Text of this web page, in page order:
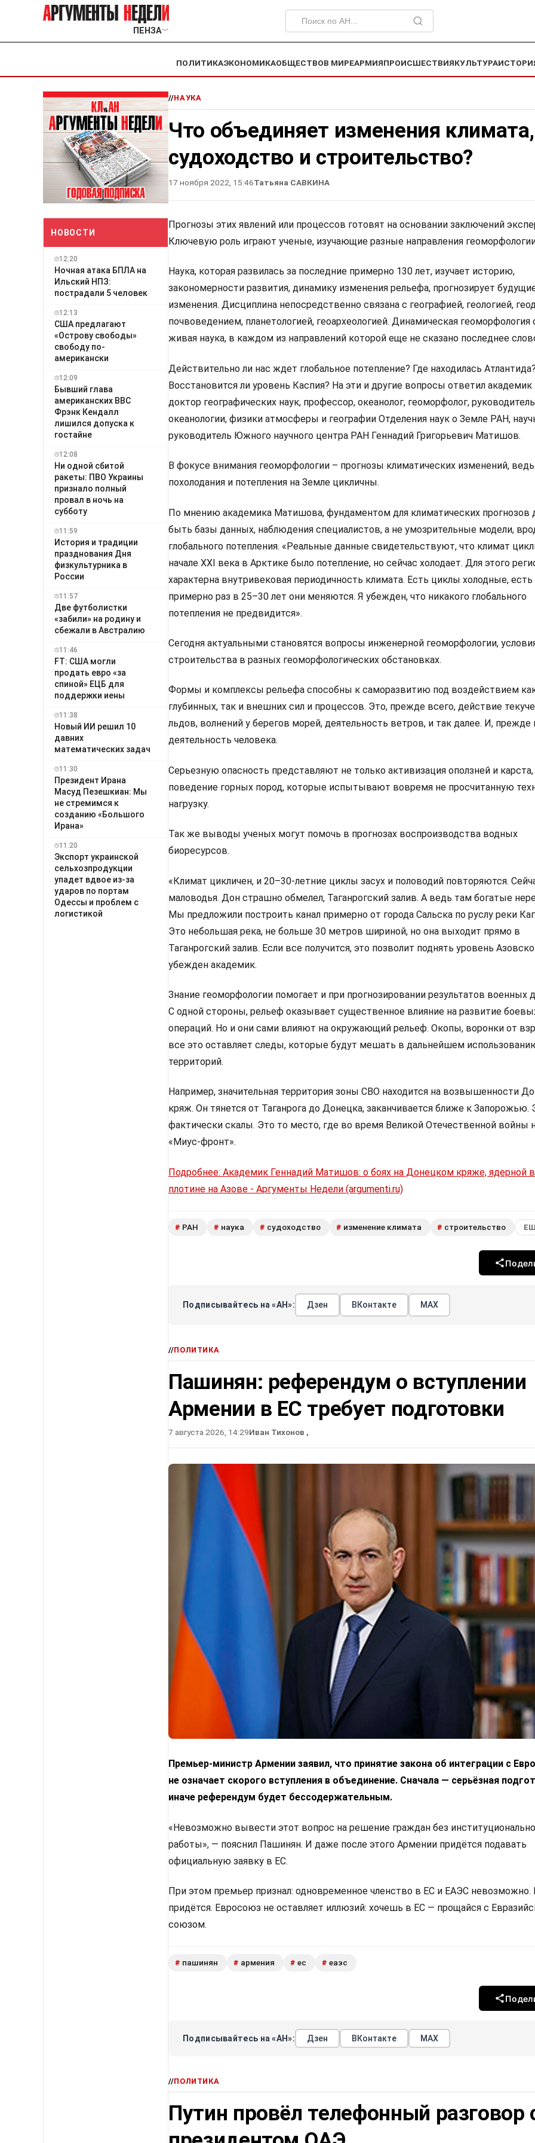
ПЕНЗА﹀
ПОЛИТИКАЭКОНОМИКАОБЩЕСТВОВ МИРЕАРМИЯПРОИСШЕСТВИЯКУЛЬТУРА
НОВОСТИ
12:20
Ночная атака БПЛА на
Ильский НПЗ:
пострадали 5 человек
12:13
США предлагают
«Острову свободы»
свободу по-
американски
12:09
Бывший глава
американских ВВС
Фрэнк Кендалл
лишился допуска к
гостайне
12:08
Ни одной сбитой
ракеты: ПВО Украины
признало полный
провал в ночь на
субботу
11:59
История и традиции
празднования Дня
физкультурника в
России
11:57
Две футболистки
«забили» на родину и
сбежали в Австралию
11:46
FT: США могли
продать евро «за
спиной» ЕЦБ для
поддержки иены
11:38
Новый ИИ решил 10
давних
математических задач
11:30
Президент Ирана
Масуд Пезешкиан: Мы
не стремимся к
созданию «Большого
Ирана»
11:20
Экспорт украинской
сельхозпродукции
упадет вдвое из-за
ударов по портам
Одессы и проблем с
логистикой
//НАУКА
Что объединяет изменения климата,
судоходство и строительство?
17 ноября 2022, 15:46Татьяна САВКИНА
Прогнозы этих явлений или процессов готовят на основании заключений
Ключевую роль играют ученые, изучающие разные направления
Наука, которая развилась за последние примерно 130 лет, изучает историю,
закономерности развития, динамику изменения рельефа, прогнозирует
изменения. Дисциплина непосредственно связана с географией, геологией,
почвоведением, планетологией, геоархеологией. Динамическая геоморфология
живая наука, в каждом из направлений которой еще не сказано последнее
Действительно ли нас ждет глобальное потепление? Где находилась
Восстановится ли уровень Каспия? На эти и другие вопросы ответил
доктор географических наук, профессор, океанолог, геоморфолог,
океанологии, физики атмосферы и географии Отделения наук о Земле РАН,
руководитель Южного научного центра РАН Геннадий Григорьевич Матишов.
В фокусе внимания геоморфологии – прогнозы климатических изменений,
похолодания и потепления на Земле цикличны.
По мнению академика Матишова, фундаментом для климатических
быть базы данных, наблюдения специалистов, а не умозрительные модели,
глобального потепления. «Реальные данные свидетельствуют, что климат
начале XXI века в Арктике было потепление, но сейчас холодает. Для этого
характерна внутривековая периодичность климата. Есть циклы холодные,
примерно раз в 25–30 лет они меняются. Я убежден, что никакого глобального
потепления не предвидится».
Сегодня актуальными становятся вопросы инженерной геоморфологии,
строительства в разных геоморфологических обстановках.
Формы и комплексы рельефа способны к саморазвитию под воздействием
глубинных, так и внешних сил и процессов. Это, прежде всего, действие
льдов, волнений у берегов морей, деятельность ветров, и так далее. И, прежде
деятельность человека.
Серьезную опасность представляют не только активизация оползней и
поведение горных пород, которые испытывают вовремя не просчитанную
нагрузку.
Так же выводы ученых могут помочь в прогнозах воспроизводства водных
биоресурсов.
«Климат цикличен, и 20–30-летние циклы засух и половодий повторяются.
маловодья. Дон страшно обмелел, Таганрогский залив. А ведь там богатые
Мы предложили построить канал примерно от города Сальска по руслу реки
Это небольшая река, не больше 30 метров шириной, но она выходит прямо в
Таганрогский залив. Если все получится, это позволит поднять уровень
убежден академик.
Знание геоморфологии помогает и при прогнозировании результатов военных
С одной стороны, рельеф оказывает существенное влияние на развитие
операций. Но и они сами влияют на окружающий рельеф. Окопы, воронки от
все это оставляет следы, которые будут мешать в дальнейшем
территорий.
Например, значительная территория зоны СВО находится на возвышенности
кряж. Он тянется от Таганрога до Донецка, заканчивается ближе к Запорожью.
фактически скалы. Это то место, где во время Великой Отечественной войны
«Миус-фронт».
Подробнее: Академик Геннадий Матишов: о боях на Донецком кряже, ядерной
плотине на Азове - Аргументы Недели (argumenti.ru)
# РАН # наука # судоходство # изменение климата # строительство
Подписывайтесь на «АН»: Дзен ВКонтакте МАХ
//ПОЛИТИКА
Пашинян: референдум о вступлении
Армении в ЕС требует подготовки
7 августа 2026, 14:29Иван Тихонов ,
Премьер-министр Армении заявил, что принятие закона об интеграции с
не означает скорого вступления в объединение. Сначала — серьёзная
иначе референдум будет бессодержательным.
«Невозможно вывести этот вопрос на решение граждан без
работы», — пояснил Пашинян. И даже после этого Армении придётся подавать
официальную заявку в ЕС.
При этом премьер признал: одновременное членство в ЕС и ЕАЭС невозможно.
придётся. Евросоюз не оставляет иллюзий: хочешь в ЕС — прощайся с
союзом.
# пашинян # армения # ес # еаэс
Подписывайтесь на «АН»: Дзен ВКонтакте МАХ
//ПОЛИТИКА
Путин провёл телефонный разговор